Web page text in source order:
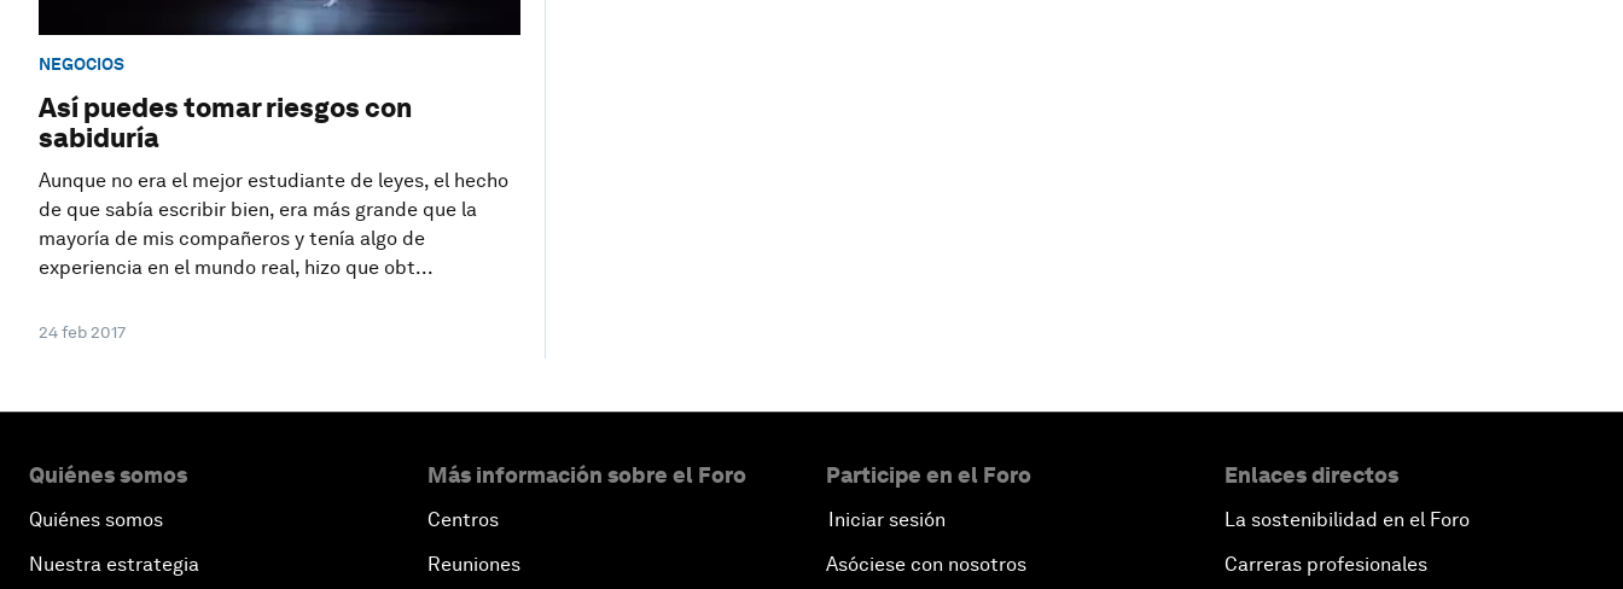
NEGOCIOS
Así puedes tomar riesgos con
sabiduría
Aunque no era el mejor estudiante de leyes, el hecho
de que sabía escribir bien, era más grande que la
mayoría de mis compañeros y tenía algo de
experiencia en el mundo real, hizo que obt...
24 feb 2017
Quiénes somos
Quiénes somos
Nuestra estrategia
Más información sobre el Foro
Centros
Reuniones
Participe en el Foro
Iniciar sesión
Asóciese con nosotros
Enlaces directos
La sostenibilidad en el Foro
Carreras profesionales